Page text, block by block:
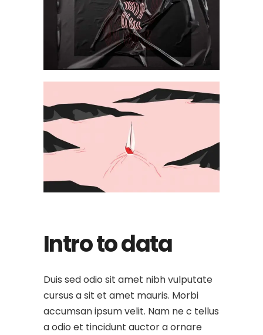
Intro to data
Duis sed odio sit amet nibh vulputate
cursus a sit et amet mauris. Morbi
accumsan ipsum velit. Nam ne c tellus
a odio et tincidunt auctor a ornare